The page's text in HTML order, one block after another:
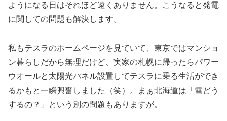
ようになる日はそれほど遠くありません。こうなると発電
に関しての問題も解決します。
私もテスラのホームページを見ていて、東京ではマンショ
ン暮らしだから無理だけど、実家の札幌に帰ったらパワー
ウオールと太陽光パネル設置してテスラに乗る生活ができ
るかもと一瞬興奮しました（笑）。まぁ北海道は「雪どう
するの？」という別の問題もありますが。